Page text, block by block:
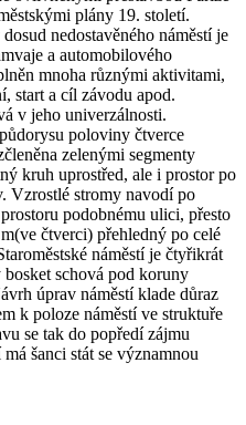
plány 19. století.
nedostavěného náměstí je
a automobilového
mnoha různými aktivitami,
start a cíl závodu apod.
v jeho univerzálnosti.
poloviny čtverce
zelenými segmenty
kruh uprostřed, ale i prostor po
Vzrostlé stromy navodí po
podobnému ulici, přesto
čtverci) přehledný po celé
náměstí je čtyřikrát
schová pod koruny
úprav náměstí klade důraz
k poloze náměstí ve struktuře
se tak do popředí zájmu
šanci stát se významnou